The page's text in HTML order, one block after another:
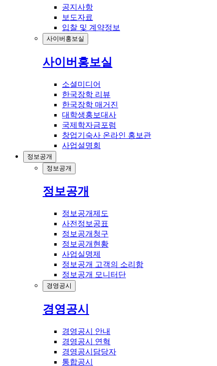
공지사항
보도자료
입찰 및 계약정보
사이버홍보실
사이버홍보실
소셜미디어
한국장학 리뷰
한국장학 매거진
대학생홍보대사
국제학자금포럼
창업기숙사 온라인 홍보관
사업설명회
정보공개
정보공개
정보공개
정보공개제도
사전정보공표
정보공개청구
정보공개현황
사업실명제
정보공개 고객의 소리함
정보공개 모니터단
경영공시
경영공시
경영공시 안내
경영공시 연혁
경영공시담당자
통합공시